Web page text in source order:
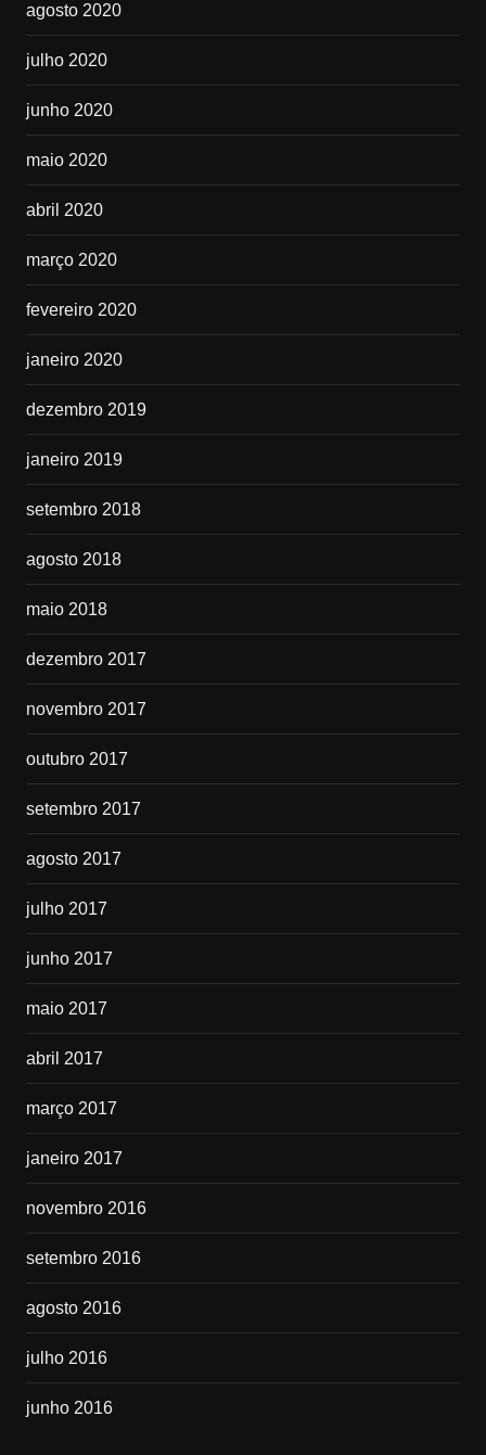
agosto 2020
julho 2020
junho 2020
maio 2020
abril 2020
março 2020
fevereiro 2020
janeiro 2020
dezembro 2019
janeiro 2019
setembro 2018
agosto 2018
maio 2018
dezembro 2017
novembro 2017
outubro 2017
setembro 2017
agosto 2017
julho 2017
junho 2017
maio 2017
abril 2017
março 2017
janeiro 2017
novembro 2016
setembro 2016
agosto 2016
julho 2016
junho 2016